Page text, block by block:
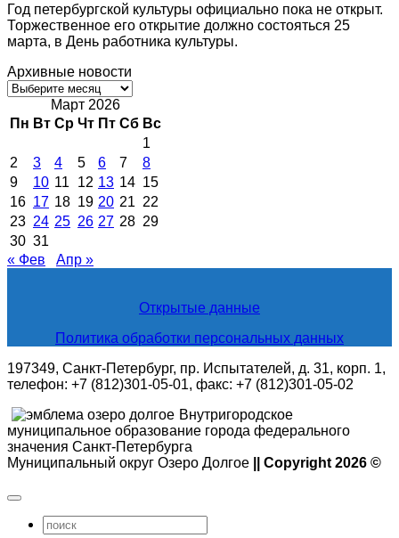
Год петербургской культуры официально пока не открыт.
Торжественное его открытие должно состояться 25
марта, в День работника культуры.
Архивные новости
Архивные
новостиМарт 2026
Пн Вт Ср Чт Пт Сб Вс
1
2
3 4 5 6 7
8
9
10 11 12 13 14 15
16 17 18 19 20 21 22
23 24 25 26 27 28 29
30 31
« Фев
Апр »
Открытые данные
Политика обработки персональных данных
197349, Санкт-Петербург, пр. Испытателей, д. 31, корп. 1,
телефон: +7 (812)301-05-01, факс: +7 (812)301-05-02
Внутригородское
муниципальное образование города федерального
значения Санкт-Петербурга
Муниципальный округ Озеро Долгое
|| Copyright 2026 ©